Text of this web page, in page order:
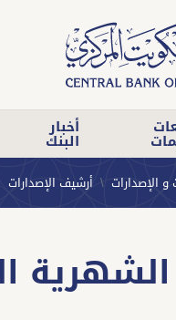
أخبار
البنك
و الإصدارات أرشيف الإصدارات
الشهرية